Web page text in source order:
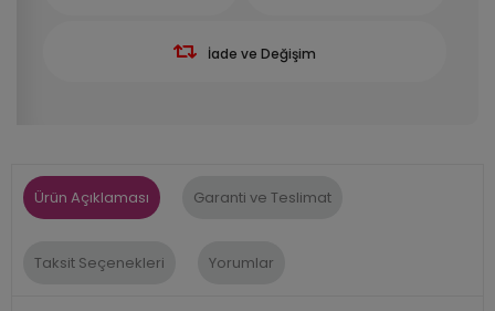
İade ve Değişim
Ürün Açıklaması Garanti ve Teslimat
Taksit Seçenekleri Yorumlar